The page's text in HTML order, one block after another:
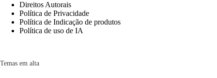
Direitos Autorais
Política de Privacidade
Política de Indicação de produtos
Política de uso de IA
Temas em alta